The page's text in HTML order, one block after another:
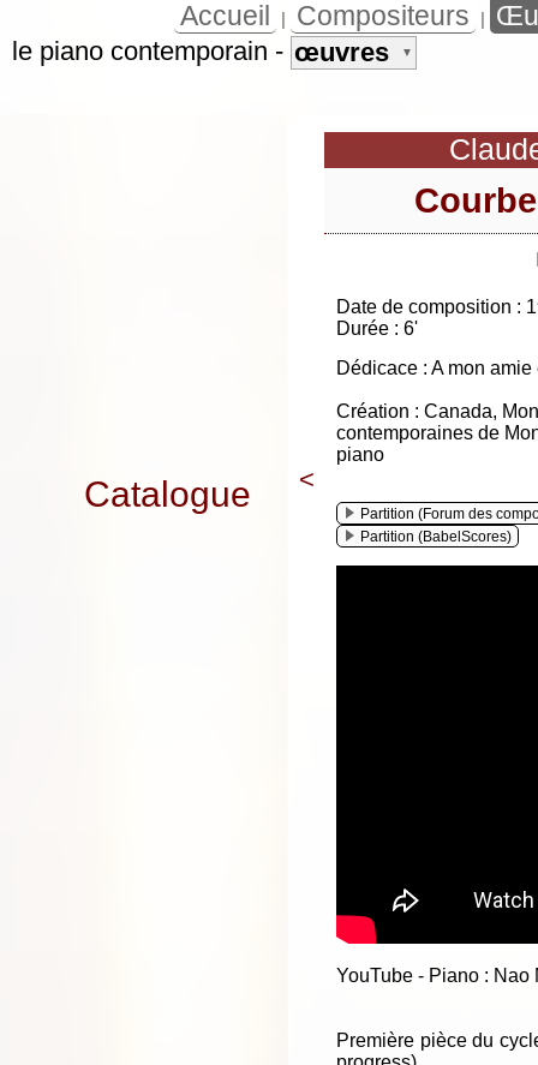
Accueil Compositeurs
Catalogue <
Date de composition :
Durée : 6'
Dédicace : A mon
Création : Canada,
contemporaines de
piano
Partition (Forum des
Partition (BabelScores)
YouTube - Piano : Nao
Première pièce du
le piano contemporain - œuvres ▼